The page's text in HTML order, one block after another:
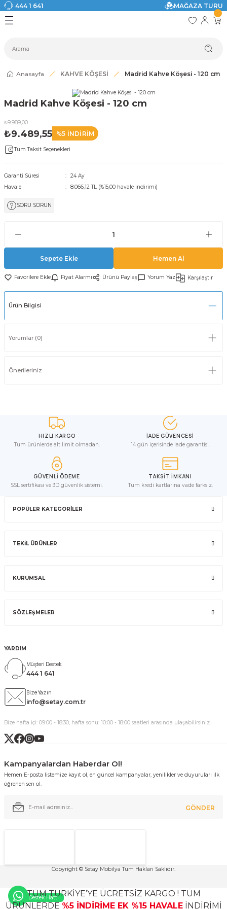
444 1 641
MAĞAZA TURU
Geri Dön
Geri Dön
Geri Dön
Geri Dön
Geri Dön
Geri Dön
Anasayfa KAHVE KÖŞESİ Madrid Kahve Köşesi - 120 cm
Madrid Kahve Köşesi - 120 cm
₺9.989,00
₺9.489,55 %5 İNDİRİM
Tüm Taksit Seçenekleri
Garanti Süresi
24 Ay
Havale
8.066,12 TL (%15,00 havale indirimi)
SORU SORUN
Sepete Ekle Hemen Al
Fiyat Alarmı Ürünü Paylaş Yorum Yaz Karşılaştır
Ürün Bilgisi
Yorumlar (0)
Önerileriniz
HIZLI KARGO
Tüm ürünlerde alt limit olmadan.
İADE GÜVENCESİ
14 gün içerisinde iade garantisi.
GÜVENLİ ÖDEME
SSL sertifikası ve 3D güvenlik sistemi.
TAKSİT İMKANI
Tüm kredi kartlarına vade farksız.
POPÜLER KATEGORİLER
TEKİL ÜRÜNLER
KURUMSAL
SÖZLEŞMELER
YARDIM
Müşteri Destek
444 1 641
Bize Yazın
info@setay.com.tr
Bize hafta içi: 09:00 - 18:30, hafta sonu: 10:00 - 18:00 saatleri arasında ulaşabilirsiniz.
Kampanyalardan Haberdar Ol!
Hemen E-posta listemize kayıt ol, en güncel kampanyalar, yenilikler ve duyuruları ilk
öğrenen sen ol.
GÖNDER
Copyright © Setay Mobilya Tüm Hakları Saklıdır.
Destek Hattı
TÜM TÜRKİYE’YE ÜCRETSİZ KARGO ! TÜM
ÜRÜNLERDE %5 İNDİRİME EK %15 HAVALE İNDİRİMİ